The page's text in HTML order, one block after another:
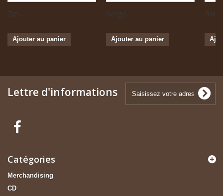
Zizi...
Ajouter au panier
Serge...
Ajouter au panier
Lettre d'informations
Catégories
Merchandising
CD